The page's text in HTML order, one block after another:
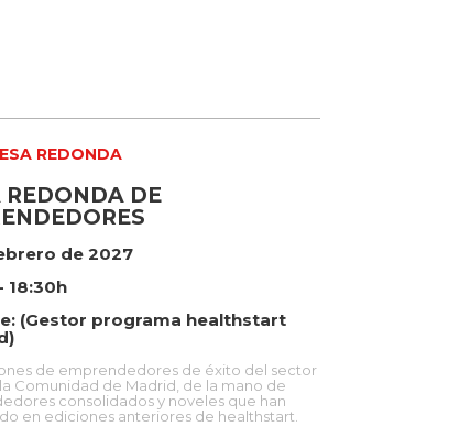
REDONDA
REDONDA DE
de 2027
18:30h
(Gestor programa healthstart
de emprendedores de éxito del sector
Comunidad de Madrid, de la mano de
consolidados y noveles que han
en ediciones anteriores de healthstart.